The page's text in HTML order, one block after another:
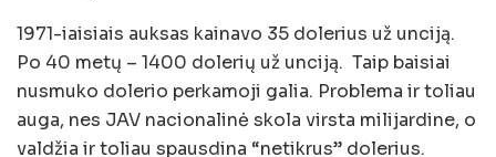
1971-iaisiais auksas kainavo 35 dolerius už unciją.
Po 40 metų – 1400 dolerių už unciją. Taip baisiai
nusmuko dolerio perkamoji galia. Problema ir toliau
auga, nes JAV nacionalinė skola virsta milijardine, o
valdžia ir toliau spausdina “netikrus” dolerius.